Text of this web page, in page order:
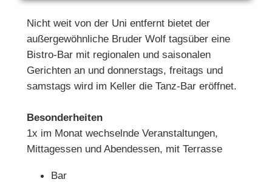
Nicht weit von der Uni entfernt bietet der
außergewöhnliche Bruder Wolf tagsüber eine
Bistro-Bar mit regionalen und saisonalen
Gerichten an und donnerstags, freitags und
samstags wird im Keller die Tanz-Bar eröffnet.
Besonderheiten
1x im Monat wechselnde Veranstaltungen,
Mittagessen und Abendessen, mit Terrasse
Bar